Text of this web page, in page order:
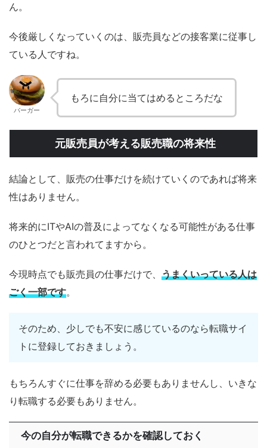
ん。
今後厳しくなっていくのは、販売員などの接客業に従事し
ている人ですね。
バーガー
もろに自分に当てはめるところだな
元販売員が考える販売職の将来性
結論として、販売の仕事だけを続けていくのであれば将来
性はありません。
将来的にITやAIの普及によってなくなる可能性がある仕事
のひとつだと言われてますから。
今現時点でも販売員の仕事だけで、 うまくいっている人は
ごく一部です。
そのため、少しでも不安に感じているのなら転職サイ
トに登録しておきましょう。
もちろんすぐに仕事を辞める必要もありませんし、いきな
り転職する必要もありません。
今の自分が転職できるかを確認しておく